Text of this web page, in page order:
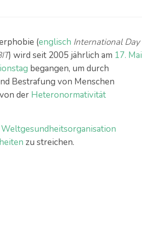
(englisch International Day
) wird seit 2005 jährlich am 17. Mai
begangen, um durch
Bestrafung von Menschen
von der Heteronormativität
Weltgesundheitsorganisation
zu streichen.